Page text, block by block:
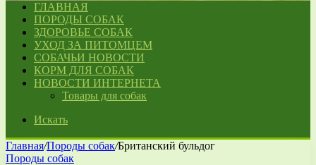
ГЛАВНАЯ
ПОРОДЫ СОБАК
ЗДОРОВЬЕ СОБАК
УХОД ЗА ПИТОМЦЕМ
СОБАЧЬИ НОВОСТИ
КОРМ ДЛЯ СОБАК
НОВОСТИ ИНТЕРНЕТА
Товары для собак
Искать
Главная/Породы собак/Британский бульдог
Породы собак